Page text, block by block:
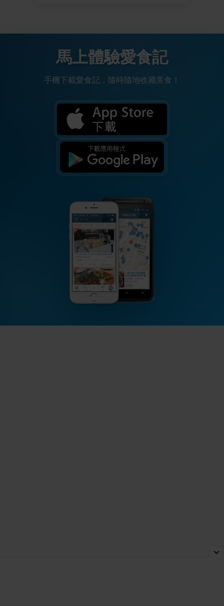
馬上體驗愛食記
手機下載愛食記，隨時隨地收藏美食！